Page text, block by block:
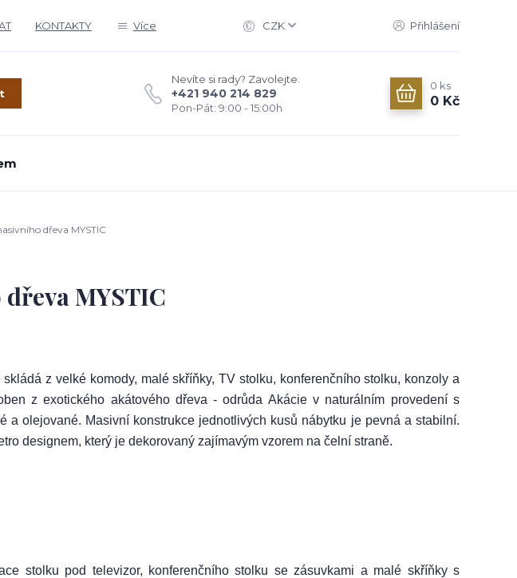
KONTAKTY Více CZK Přihlášení
Nevíte si rady? Zavolejte.
+421 940 214 829
Pon-Pát: 9:00 - 15:00h
0 ks
0 Kč
dřeva MYSTIC
MYSTIC
z velké komody, malé skříňky, TV stolku, konferenčního stolku, konzoly a
z exotického akátového dřeva - odrůda Akácie v naturálním provedení s
a olejované. Masivní konstrukce jednotlivých kusů nábytku je pevná a stabilní.
designem, který je dekorovaný zajímavým vzorem na čelní straně.
stolku pod televizor, konferenčního stolku se zásuvkami a malé skříňky s